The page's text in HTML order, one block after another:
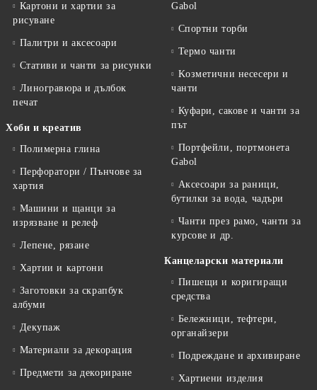
Картони и хартии за
рисуване
Палитри и аксесоари
Стативи и чанти за рисунки
Линогравюра и дълбок
печат
Хоби и креатив
Полимерна глина
Перфоратори / Пънчове за
хартия
Машини и щанци за
изрязване и релеф
Лепене, рязане
Хартии и картони
Заготовки за скрапбук
албуми
Декупаж
Материали за декорация
Предмети за декориране
Gabol
Спортни торби
Термо чанти
Kозметични несесери и
чанти
Куфари, сакове и чанти за
път
Портфейли, портмонета
Gabol
Аксесоари за раници,
бутилки за вода, чадъри
Чанти през рамо, чанти за
курсове и др.
Канцеларски материали
Пишещи и коригиращи
средства
Бележници, тефтери,
органайзери
Подреждане и архивиране
Хартиени изделия